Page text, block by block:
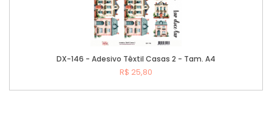
DX-146 - Adesivo Têxtil Casas 2 - Tam. A4
R$ 25,80